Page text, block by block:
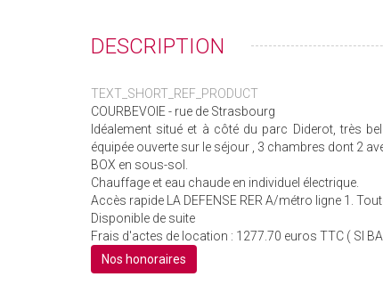
DESCRIPTION
TEXT_SHORT_REF_PRODUCT
COURBEVOIE - rue de Strasbourg
Idéalement situé et à côté du parc Diderot, très
équipée ouverte sur le séjour , 3 chambres dont 2
BOX en sous-sol.
Chauffage et eau chaude en individuel électrique.
Accès rapide LA DEFENSE RER A/métro ligne 1.
Disponible de suite
Frais d'actes de location : 1277.70 euros TTC ( SI
Nos honoraires